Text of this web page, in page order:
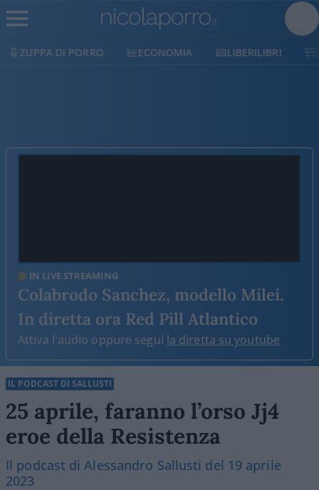
ZUPPA DI PORRO ECONOMIA LIBERILIBRI
IN LIVE STREAMING
Colabrodo Sanchez, modello Milei.
In diretta ora Red Pill Atlantico
Attiva l'audio oppure segui la diretta su youtube
IL PODCAST DI SALLUSTI
25 aprile, faranno l’orso Jj4
eroe della Resistenza
Il podcast di Alessandro Sallusti del 19 aprile
2023